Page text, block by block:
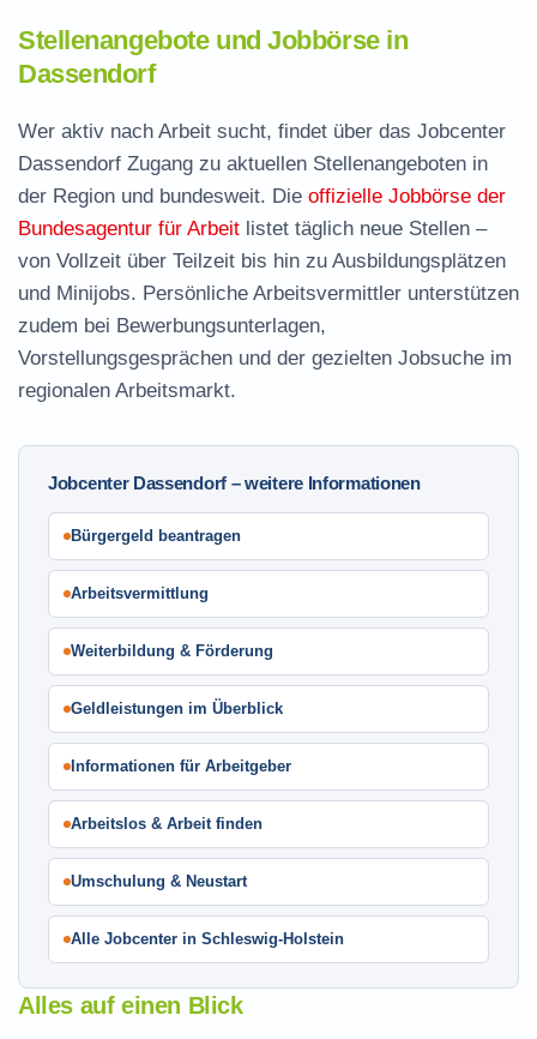
Stellenangebote und Jobbörse in
Dassendorf
Wer aktiv nach Arbeit sucht, findet über das Jobcenter
Dassendorf Zugang zu aktuellen Stellenangeboten in
der Region und bundesweit. Die offizielle Jobbörse der
Bundesagentur für Arbeit listet täglich neue Stellen –
von Vollzeit über Teilzeit bis hin zu Ausbildungsplätzen
und Minijobs. Persönliche Arbeitsvermittler unterstützen
zudem bei Bewerbungsunterlagen,
Vorstellungsgesprächen und der gezielten Jobsuche im
regionalen Arbeitsmarkt.
Jobcenter Dassendorf – weitere Informationen
Bürgergeld beantragen
Arbeitsvermittlung
Weiterbildung & Förderung
Geldleistungen im Überblick
Informationen für Arbeitgeber
Arbeitslos & Arbeit finden
Umschulung & Neustart
Alle Jobcenter in Schleswig-Holstein
Alles auf einen Blick